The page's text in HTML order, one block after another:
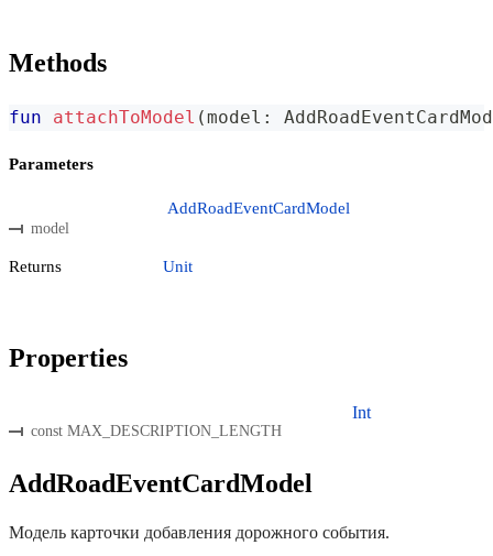
Methods
fun attachToModel (model :
Parameters
model
AddRoadEventCardModel
Returns Unit
Properties
const MAX_DESCRIPTION_LENGTH
Int
AddRoadEventCardModel
Модель карточки добавления дорожного события.